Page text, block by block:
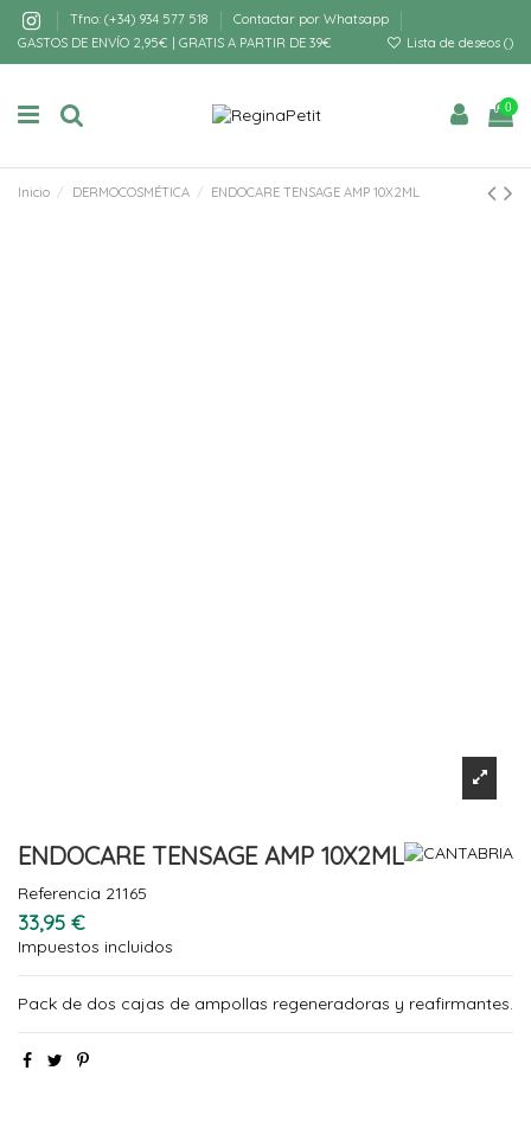
Tfno: (+34) 934 577 518
Contactar por Whatsapp
GASTOS DE ENVÍO 2,95€ | GRATIS A PARTIR DE 39€
Lista de deseos ()
0
Inicio DERMOCOSMÉTICA ENDOCARE TENSAGE AMP 10X2ML
ENDOCARE TENSAGE AMP 10X2ML
Referencia 21165
33,95 €
Impuestos incluidos
Pack de dos cajas de ampollas regeneradoras y reafirmantes.